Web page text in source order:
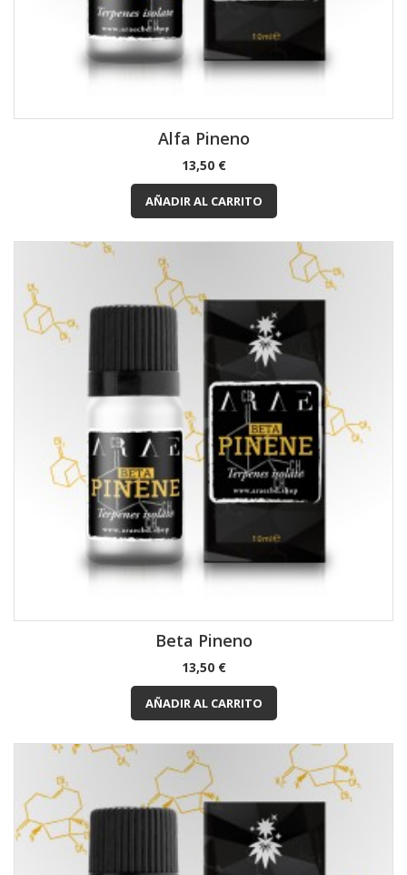
Alfa Pineno
Precio
13,50 €
AÑADIR AL CARRITO
Beta Pineno
Precio
13,50 €
AÑADIR AL CARRITO